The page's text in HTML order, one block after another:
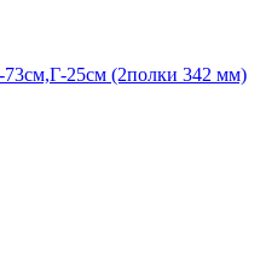
25см (2полки 342 мм)